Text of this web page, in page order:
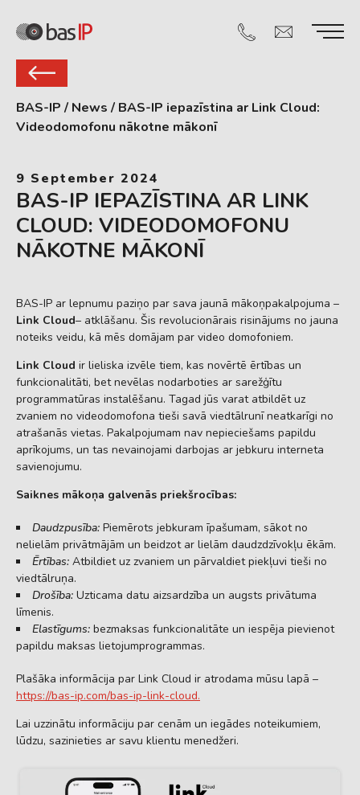
BAS-IP / News / BAS-IP iepazīstina ar Link Cloud:
Videodomofonu nākotne mākonī
9 September 2024
BAS-IP IEPAZĪSTINA AR LINK
CLOUD: VIDEODOMOFONU
NĀKOTNE MĀKONĪ
BAS-IP ar lepnumu paziņo par sava jaunā mākoņpakalpojuma –
Link Cloud– atklāšanu. Šis revolucionārais risinājums no jauna
noteiks veidu, kā mēs domājam par video domofoniem.
Link Cloud ir lieliska izvēle tiem, kas novērtē ērtības un
funkcionalitāti, bet nevēlas nodarboties ar sarežģītu
programmatūras instalēšanu. Tagad jūs varat atbildēt uz
zvaniem no videodomofona tieši savā viedtālrunī neatkarīgi no
atrašanās vietas. Pakalpojumam nav nepieciešams papildu
aprīkojums, un tas nevainojami darbojas ar jebkuru interneta
savienojumu.
Saiknes mākoņa galvenās priekšrocības:
Daudzpusība: Piemērots jebkuram īpašumam, sākot no
nelielām privātmājām un beidzot ar lielām daudzdzīvokļu ēkām.
Ērtības: Atbildiet uz zvaniem un pārvaldiet piekļuvi tieši no
viedtālruņa.
Drošība: Uzticama datu aizsardzība un augsts privātuma
līmenis.
Elastīgums: bezmaksas funkcionalitāte un iespēja pievienot
papildu maksas lietojumprogrammas.
Plašāka informācija par Link Cloud ir atrodama mūsu lapā –
https://bas-ip.com/bas-ip-link-cloud.
Lai uzzinātu informāciju par cenām un iegādes noteikumiem,
lūdzu, sazinieties ar savu klientu menedžeri.